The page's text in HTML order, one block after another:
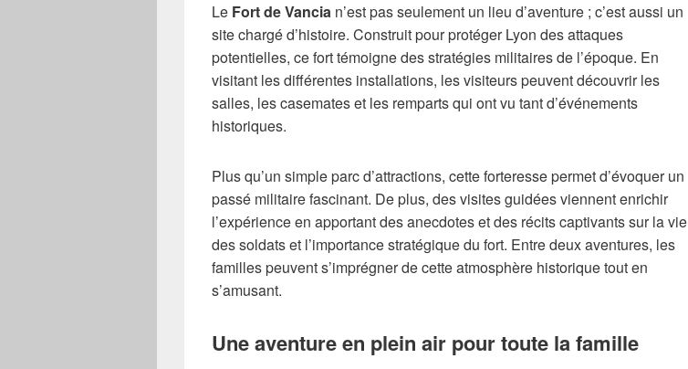
Le Fort de Vancia n’est pas seulement un lieu d’aventure ; c’est aussi un
site chargé d’histoire. Construit pour protéger Lyon des attaques
potentielles, ce fort témoigne des stratégies militaires de l’époque. En
visitant les différentes installations, les visiteurs peuvent découvrir les
salles, les casemates et les remparts qui ont vu tant d’événements
historiques.
Plus qu’un simple parc d’attractions, cette forteresse permet d’évoquer un
passé militaire fascinant. De plus, des visites guidées viennent enrichir
l’expérience en apportant des anecdotes et des récits captivants sur la vie
des soldats et l’importance stratégique du fort. Entre deux aventures, les
familles peuvent s’imprégner de cette atmosphère historique tout en
s’amusant.
Une aventure en plein air pour toute la famille